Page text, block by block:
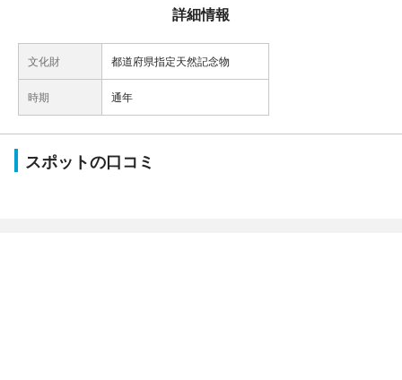
詳細情報
文化財 都道府県指定天然記念物
時期 通年
スポットの口コミ